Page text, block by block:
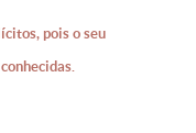
pois o seu